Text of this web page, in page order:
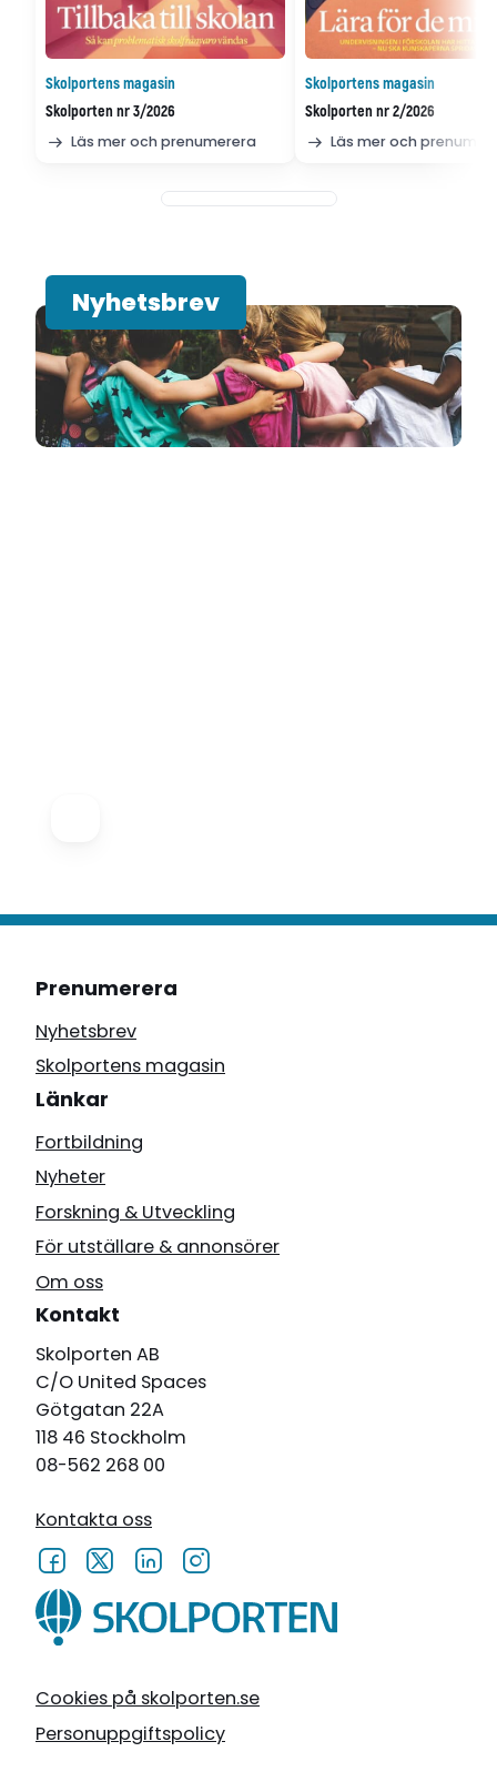
Skolportens magasin
Skolporten nr 3/2026
Läs mer och prenumerera
Skolportens magasin
Skolporten nr 2/2026
Läs mer och
Nyhetsbrev
Cookies på skolporten.se
Personuppgiftspolicy
Prenumerera
Nyhetsbrev
Skolportens magasin
Länkar
Fortbildning
Nyheter
Forskning & Utveckling
För utställare & annonsörer
Om oss
Kontakt
Skolporten AB
C/O United Spaces
Götgatan 22A
118 46 Stockholm
08-562 268 00
Kontakta oss